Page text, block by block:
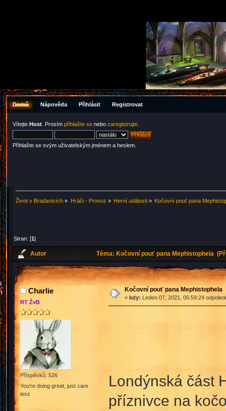
Domů Nápověda Přihlásit Registrovat
Vítejte Host . Prosím přihlašte se nebo zaregistrujte
Přihlašte se svým uživatelským jménem a heslem.
Život v Bradavicích » Hráči - Provoz » Herní události» Kočovní pouť pana
Stran: [1]
Autor Téma: Kočovní pouť pana Mephistophela
Charlie
RT ŽvB
Příspěvků: 526
You're doing great, just care
less
Kočovní pouť pana Mephistophela
« kdy: Leden 07, 2021, 05:59:24
Londýnská část
příznivce na